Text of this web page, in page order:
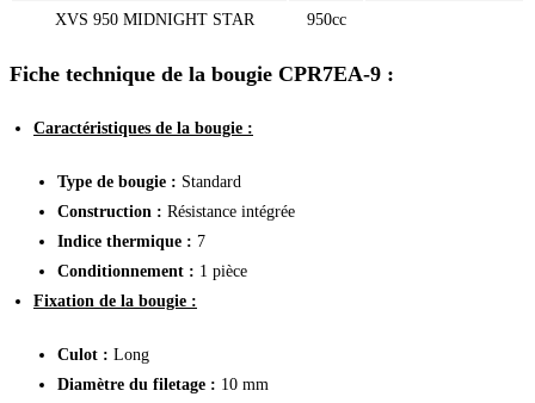
XVS 950 MIDNIGHT STAR 950cc
Fiche technique de la bougie CPR7EA-9 :
Caractéristiques de la bougie :
Type de bougie : Standard
Construction : Résistance intégrée
Indice thermique : 7
Conditionnement : 1 pièce
Fixation de la bougie :
Culot : Long
Diamètre du filetage : 10 mm